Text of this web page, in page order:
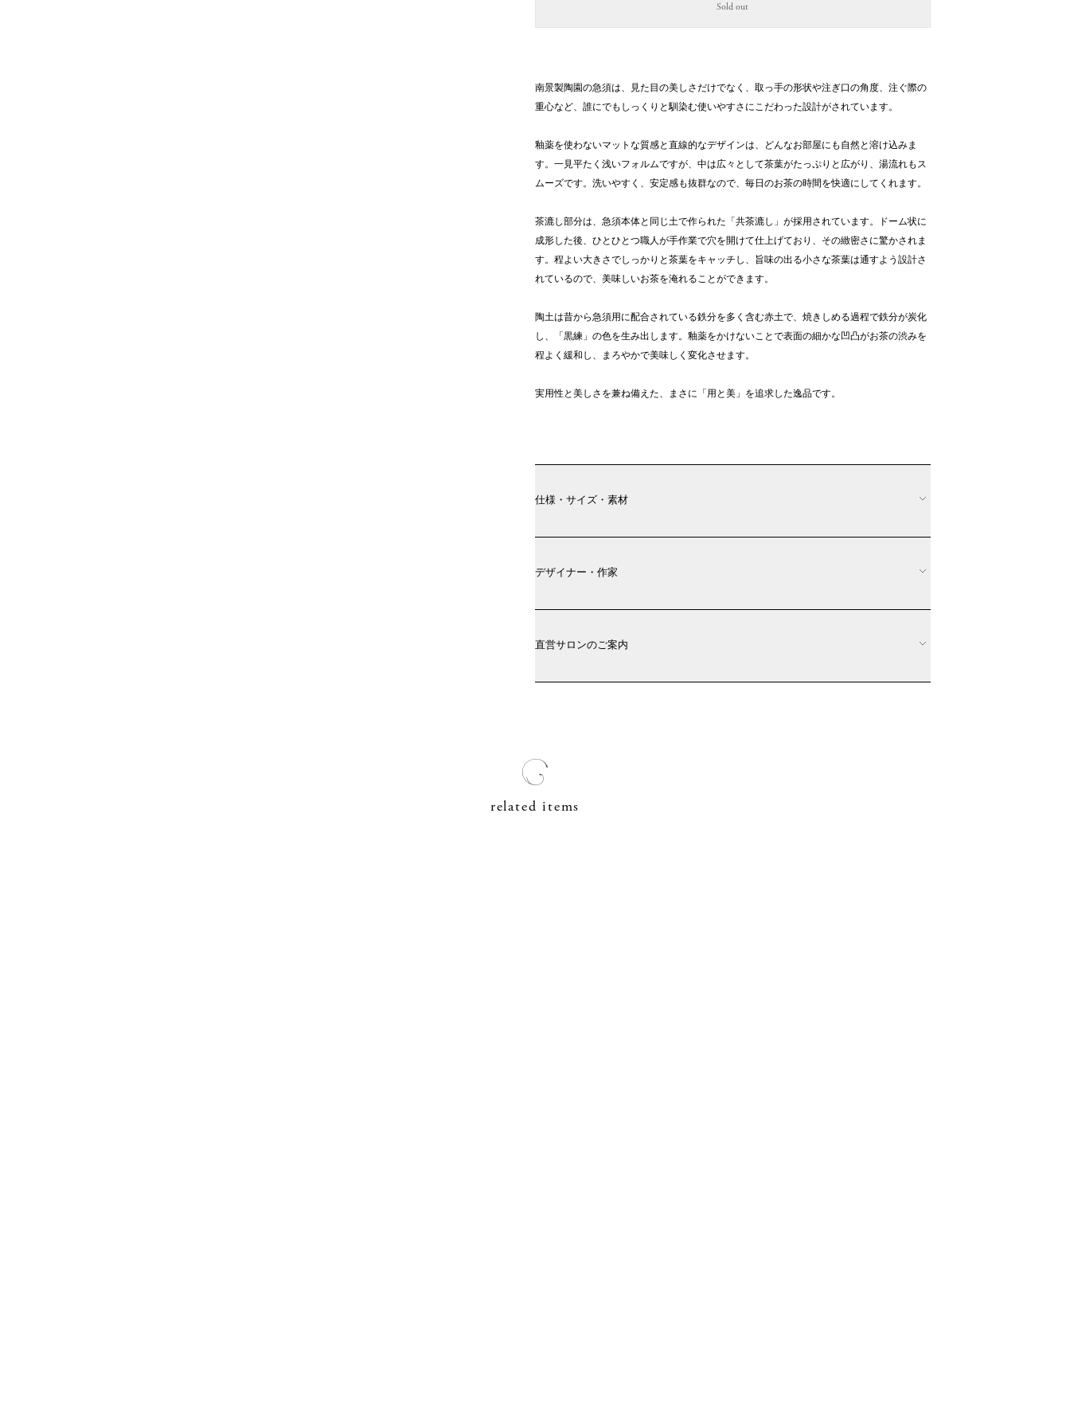
Sold out
南景製陶園の急須は、見た目の美しさだけでなく、取っ手の形状や注ぎ口の角度、注ぐ際の
重心など、誰にでもしっくりと馴染む使いやすさにこだわった設計がされています。
釉薬を使わないマットな質感と直線的なデザインは、どんなお部屋にも自然と溶け込みま
す。一見平たく浅いフォルムですが、中は広々として茶葉がたっぷりと広がり、湯流れもス
ムーズです。洗いやすく、安定感も抜群なので、毎日のお茶の時間を快適にしてくれます。
茶漉し部分は、急須本体と同じ土で作られた「共茶漉し」が採用されています。ドーム状に
成形した後、ひとひとつ職人が手作業で穴を開けて仕上げており、その緻密さに驚かされま
す。程よい大きさでしっかりと茶葉をキャッチし、旨味の出る小さな茶葉は通すよう設計さ
れているので、美味しいお茶を淹れることができます。
陶土は昔から急須用に配合されている鉄分を多く含む赤土で、焼きしめる過程で鉄分が炭化
し、「黒練」の色を生み出します。釉薬をかけないことで表面の細かな凹凸がお茶の渋みを
程よく緩和し、まろやかで美味しく変化させます。
実用性と美しさを兼ね備えた、まさに「用と美」を追求した逸品です。
仕様・サイズ・素材
デザイナー・作家
直営サロンのご案内
related items